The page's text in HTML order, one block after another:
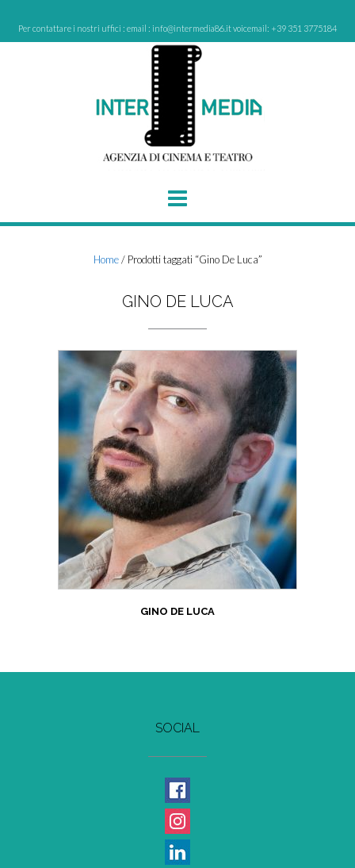
content
Per contattare i nostri uffici : email : info@intermedia86.it voicemail: +39 351 3775184
Home/ Prodotti taggati “Gino De Luca”
GINO DE LUCA
GINO DE LUCA
SOCIAL